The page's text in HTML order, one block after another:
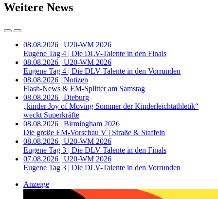
Weitere News
08.08.2026 | U20-WM 2026
Eugene Tag 4 | Die DLV-Talente in den Finals
08.08.2026 | U20-WM 2026
Eugene Tag 4 | Die DLV-Talente in den Vorrunden
08.08.2026 | Notizen
Flash-News & EM-Splitter am Samstag
08.08.2026 | Dieburg
„kinder Joy of Moving Sommer der Kinderleichtathletik“
weckt Superkräfte
08.08.2026 | Birmingham 2026
Die große EM-Vorschau V | Straße & Staffeln
08.08.2026 | U20-WM 2026
Eugene Tag 3 | Die DLV-Talente in den Finals
07.08.2026 | U20-WM 2026
Eugene Tag 3 | Die DLV-Talente in den Vorrunden
Anzeige